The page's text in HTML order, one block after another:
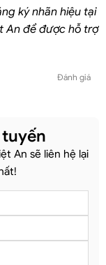
ký nhãn hiệu tại
An để được hỗ trợ
Đánh giá
An sẽ liên hệ lại